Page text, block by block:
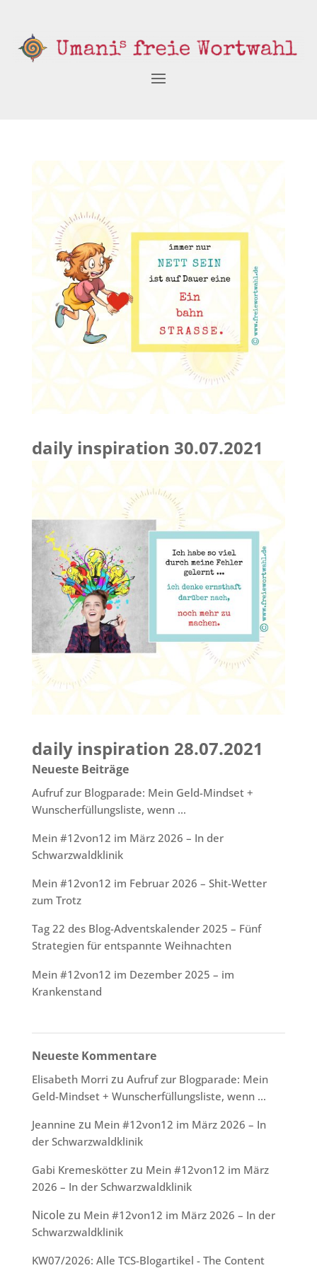
daily inspiration 30.07.2021
daily inspiration 28.07.2021
Neueste Beiträge
Aufruf zur Blogparade: Mein Geld-Mindset +
Wunscherfüllungsliste, wenn …
Mein #12von12 im März 2026 – In der
Schwarzwaldklinik
Mein #12von12 im Februar 2026 – Shit-Wetter
zum Trotz
Tag 22 des Blog-Adventskalender 2025 – Fünf
Strategien für entspannte Weihnachten
Mein #12von12 im Dezember 2025 – im
Krankenstand
Neueste Kommentare
Elisabeth Morri zu Aufruf zur Blogparade: Mein
Geld-Mindset + Wunscherfüllungsliste, wenn …
Jeannine zu Mein #12von12 im März 2026 – In
der Schwarzwaldklinik
Gabi Kremeskötterzu Mein #12von12 im März
2026 – In der Schwarzwaldklinik
Nicolezu Mein #12von12 im März 2026 – In der
Schwarzwaldklinik
KW07/2026: Alle TCS-Blogartikel - The Content